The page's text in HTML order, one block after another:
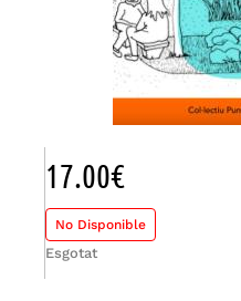
17.00€
No Disponible
Esgotat